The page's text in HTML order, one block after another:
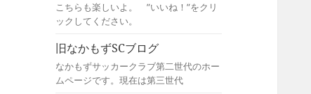
こちらも楽しいよ。 ”いいね！”をクリ
ックしてください。
旧なかもずSCブログ
なかもずサッカークラブ第二世代のホー
ムページです。現在は第三世代